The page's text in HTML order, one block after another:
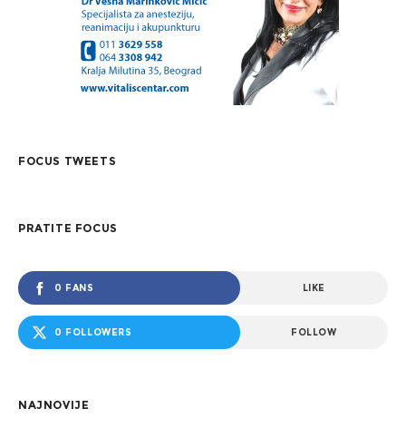
FOCUS TWEETS
PRATITE FOCUS
0 FANS LIKE
0 FOLLOWERS FOLLOW
NAJNOVIJE